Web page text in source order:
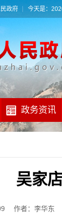
政府 今天是：
政务资讯
吴家
作者：李华东